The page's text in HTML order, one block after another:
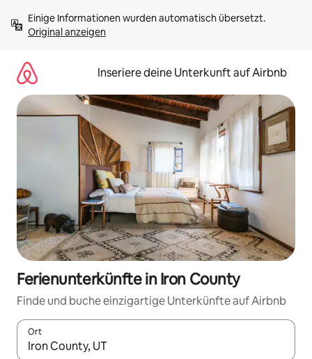
Inhalten
springenOriginal anzeigen
Inseriere deine Unterkunft auf Airbnb
Ferienunterkünfte in Iron County
Finde und buche einzigartige Unterkünfte auf Airbnb
Ort
Wenn Ergebnisse verfügbar sind, navigiere mit den